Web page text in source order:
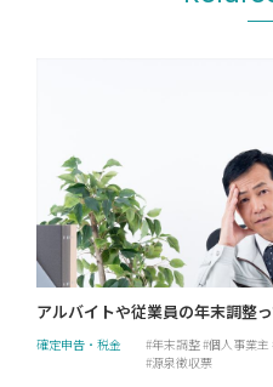
アルバイトや従業員の年末調整
確定申告・税金 年末調整 個人事業主
源泉徴収票